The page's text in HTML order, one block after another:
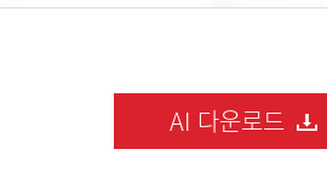
AI 다운로드